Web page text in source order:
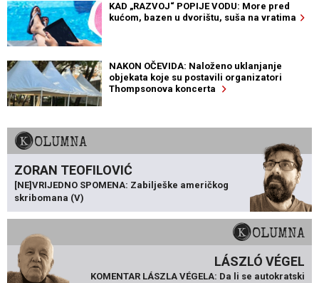
KAD „RAZVOJ“ POPIJE VODU: More pred
kućom, bazen u dvorištu, suša na vratima
NAKON OČEVIDA: Naloženo uklanjanje
objekata koje su postavili organizatori
Thompsonova koncerta
KOLUMNA
ZORAN TEOFILOVIĆ
[NE]VRIJEDNO SPOMENA: Zabilješke američkog
skribomana (V)
KOLUMNA
LÁSZLÓ VÉGEL
KOMENTAR LÁSZLA VÉGELA: Da li se autokratski